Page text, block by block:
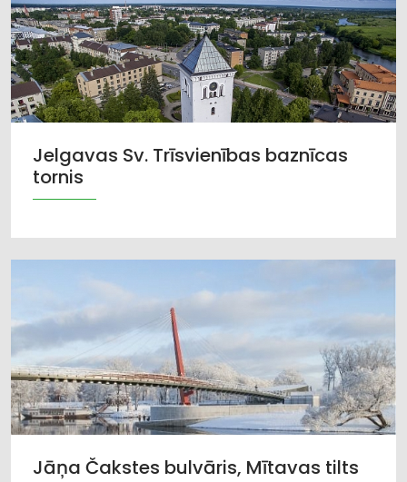
Jelgavas Sv. Trīsvienības baznīcas
tornis
Jāņa Čakstes bulvāris, Mītavas tilts